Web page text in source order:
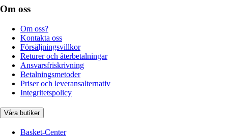
Om oss
Om oss?
Kontakta oss
Försäljningsvillkor
Returer och återbetalningar
Ansvarsfriskrivning
Betalningsmetoder
Priser och leveransalternativ
Integritetspolicy
Våra butiker
Basket-Center